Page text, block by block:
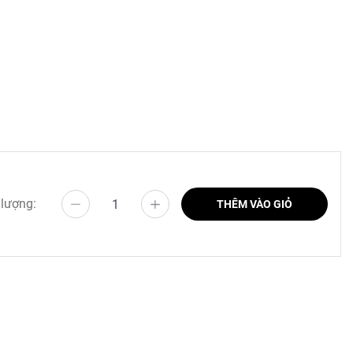
cần gạt
THÊM VÀO GIỎ